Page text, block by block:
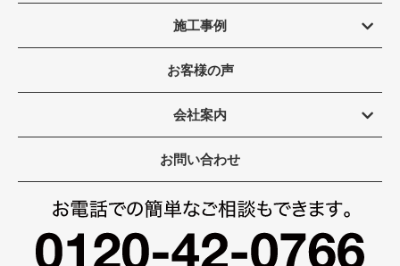
施工事例
お客様の声
会社案内
お問い合わせ